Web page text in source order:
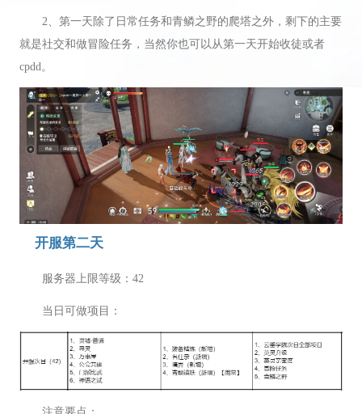
2、第一天除了日常任务和青鳞之野的爬塔之外，剩下的主要
就是社交和做冒险任务，当然你也可以从第一天开始收徒或者
cpdd。
开服第二天
服务器上限等级：42
当日可做项目：
注意要点：